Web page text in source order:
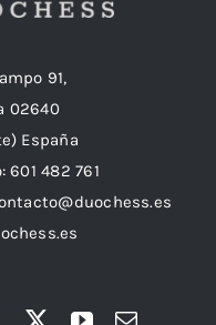
91,
02640
España
601 482 761